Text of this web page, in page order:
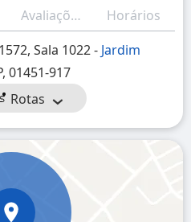
Avaliações
Horários
Sala 1022 - Jardim
01451-917
Rotas